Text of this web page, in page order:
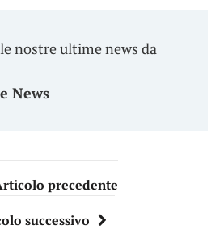
nostre ultime news da
News
precedente
successivo